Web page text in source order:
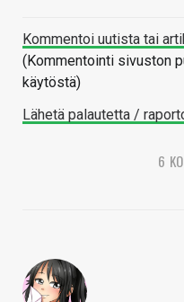
Kommentoi uutista tai
(Kommentointi sivuston
käytöstä)
Lähetä palautetta /
6